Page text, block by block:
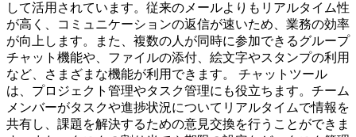
して活用されています。従来のメールよりもリアルタイム性
が高く、コミュニケーションの返信が速いため、業務の効率
が向上します。また、複数の人が同時に参加できるグループ
チャット機能や、ファイルの添付、絵文字やスタンプの利用
など、さまざまな機能が利用できます。 チャットツール
は、プロジェクト管理やタスク管理にも役立ちます。チーム
メンバーがタスクや進捗状況についてリアルタイムで情報を
共有し、課題を解決するための意見交換を行うことができま